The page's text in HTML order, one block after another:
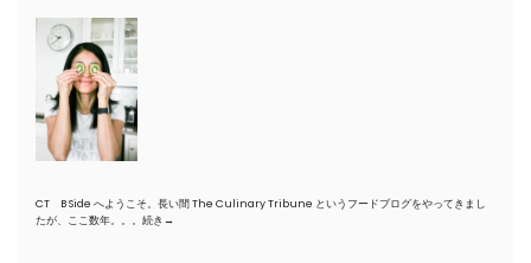
CT B Side へようこそ。長い間 The Culinary Tribune というフードブログをやってきまし
たが、ここ数年。。。 続き→